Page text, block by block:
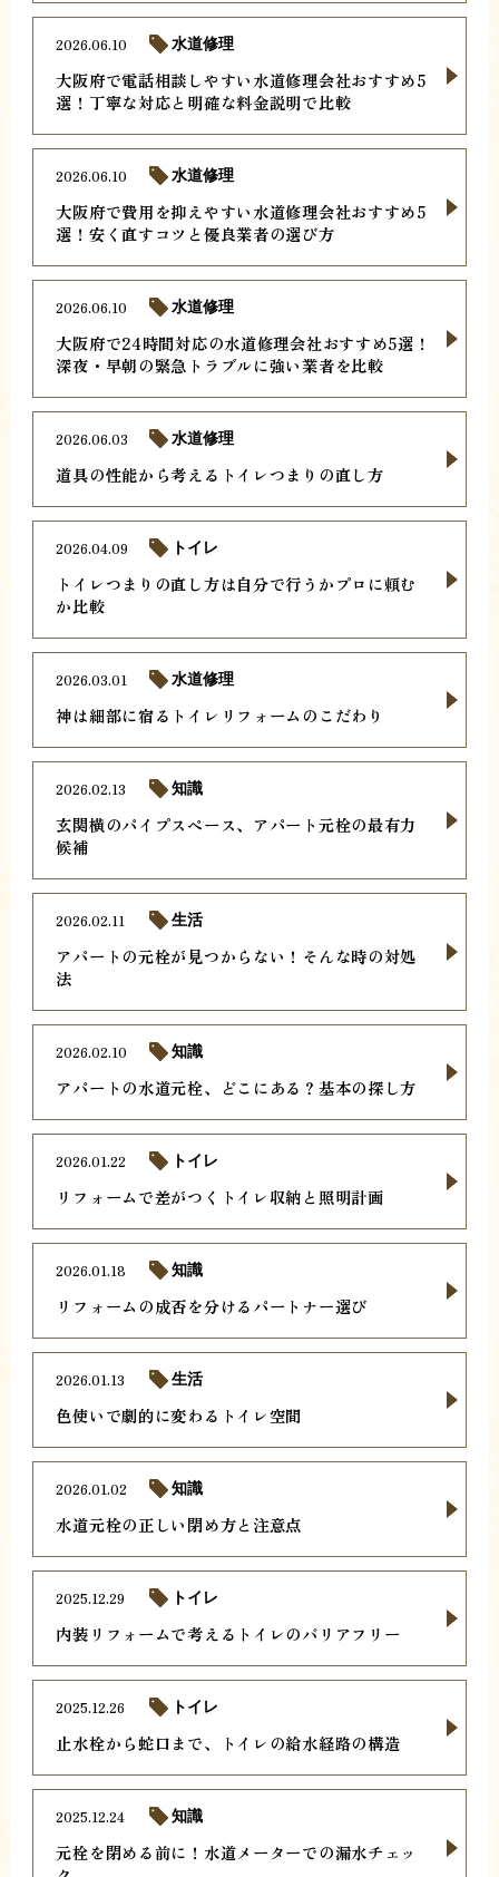
大阪府で電話相談しやすい水道修理会社おすすめ5
選！丁寧な対応と明確な料金説明で比較
2026.06.10 水道修理
大阪府で費用を抑えやすい水道修理会社おすすめ5
選！安く直すコツと優良業者の選び方
2026.06.10 水道修理
大阪府で24時間対応の水道修理会社おすすめ5選！
深夜・早朝の緊急トラブルに強い業者を比較
2026.06.10 水道修理
道具の性能から考えるトイレつまりの直し方
2026.06.03 水道修理
トイレつまりの直し方は自分で行うかプロに頼む
か比較
2026.04.09 トイレ
神は細部に宿るトイレリフォームのこだわり
2026.03.01 水道修理
玄関横のパイプスペース、アパート元栓の最有力
候補
2026.02.13 知識
アパートの元栓が見つからない！そんな時の対処
法
2026.02.11 生活
アパートの水道元栓、どこにある？基本の探し方
2026.02.10 知識
リフォームで差がつくトイレ収納と照明計画
2026.01.22 トイレ
リフォームの成否を分けるパートナー選び
2026.01.18 知識
色使いで劇的に変わるトイレ空間
2026.01.13 生活
水道元栓の正しい閉め方と注意点
2026.01.02 知識
内装リフォームで考えるトイレのバリアフリー
2025.12.29 トイレ
止水栓から蛇口まで、トイレの給水経路の構造
2025.12.26 トイレ
元栓を閉める前に！水道メーターでの漏水チェッ
2025.12.24 知識